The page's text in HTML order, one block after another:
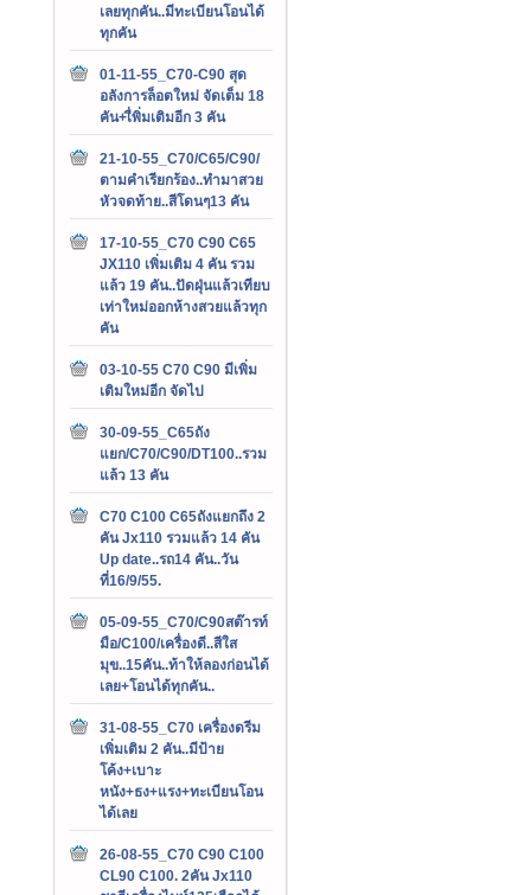
เลยทุกคัน..มีทะเบียนโอนได้
ทุกคัน
01-11-55_C70-C90 สุด
อลังการล็อตใหม่ จัดเต็ม 18
คัน+เื่พิ่มเติมอีก 3 คัน
21-10-55_C70/C65/C90/
ตามคำเรียกร้อง..ทำมาสวย
หัวจดท้าย..สีโดนๆ13 คัน
17-10-55_C70 C90 C65
JX110 เพิ่มเติม 4 คัน รวม
แล้ว 19 คัน..ปัดฝุ่นแล้วเทียบ
เท่าใหม่ออกห้างสวยแล้วทุก
คัน
03-10-55 C70 C90 มีเพิ่ม
เติมใหม่อีก จัดไป
30-09-55_C65ถัง
แยก/C70/C90/DT100..รวม
แล้ว 13 คัน
C70 C100 C65ถังแยกถึง 2
คัน Jx110 รวมแล้ว 14 คัน
Up date..รถ14 คัน..วัน
ที่16/9/55.
05-09-55_C70/C90สต๊ารท์
มือ/C100/เครื่องดี..สีใส
มุข..15คัน..ท้าให้ลองก่อนได้
เลย+โอนได้ทุกคัน..
31-08-55_C70 เครื่องดรีม
เพิ่มเติม 2 คัน..มีป้าย
โค้ง+เบาะ
หนัง+ธง+แรง+ทะเบียนโอน
ได้เลย
26-08-55_C70 C90 C100
CL90 C100. 2คัน Jx110